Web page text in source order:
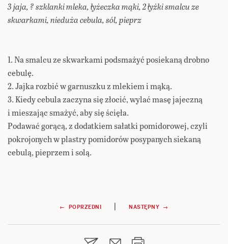
3 jaja, ? szklanki mleka, łyżeczka mąki, 2 łyżki smalcu ze
skwarkami, nieduża cebula, sól, pieprz
1. Na smalcu ze skwarkami podsmażyć posiekaną drobno
cebulę.
2. Jajka rozbić w garnuszku z mlekiem i mąką.
3. Kiedy cebula zaczyna się złocić, wylać masę jajeczną
i mieszając smażyć, aby się ścięła.
Podawać gorącą, z dodatkiem sałatki pomidorowej, czyli
pokrojonych w plastry pomidorów posypanych siekaną
cebulą, pieprzem i solą.
Nawigacja
wpisu
← POPRZEDNI | NASTĘPNY →